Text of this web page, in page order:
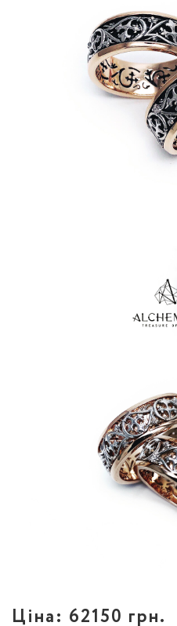
Ціна: 62150 грн.